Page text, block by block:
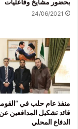
بحضور مشايخ وفاعليات
24/06/2021
منفذ عام حلب في
قائد تشكيل المدافعين
الدفاع المحلي